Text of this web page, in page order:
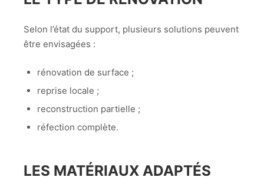
Selon l’état du support, plusieurs solutions peuvent
être envisagées :
rénovation de surface ;
reprise locale ;
reconstruction partielle ;
réfection complète.
LES MATÉRIAUX ADAPTÉS